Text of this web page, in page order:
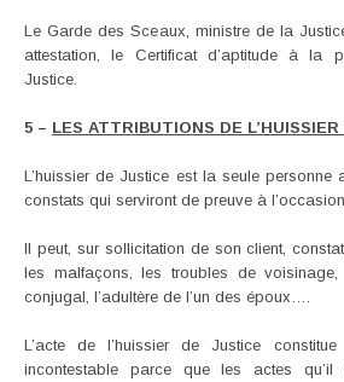
Le Garde des Sceaux, ministre de la
attestation, le Certificat d’aptitude à la
Justice.
5 – LES ATTRIBUTIONS DE
L’huissier de Justice est la seule personne
constats qui serviront de preuve à l’occasion
Il peut, sur sollicitation de son client,
les malfaçons, les troubles de
conjugal, l’adultère de l’un des époux….
L’acte de l’huissier de Justice
incontestable parce que les actes qu’il